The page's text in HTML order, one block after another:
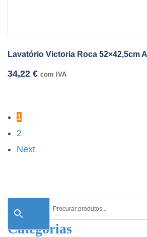
Lavatório Victoria Roca 52×42,5cm
34,22 € com IVA
1
2
Next
Categorias